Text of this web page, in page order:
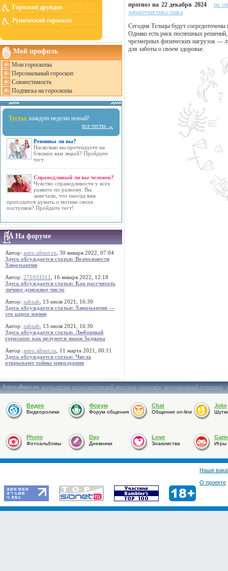
Гороскоп друидов
Рунический гороскоп
Мой профиль
Мои гороскопы
Персональный гороскоп
Совместимость
Подписка на гороскопы
Тесты: каждую неделю новый!
все тесты →
Ревнивы ли вы?
Насколько вы претендуете на
близких вам людей? Пройдите
тест.
Справедливый ли вы человек?
Чувство справедливости у всех
развито по разному. Вы
замечали, что иногда вам
приходится думать о мотиве своих
поступков? Пройдите тест!
На форуме
Автор: astro.sibnet.ru , 30 января 2022, 07:04
Здесь обсуждается статья: Возможности
Хиромантии
Автор: 271033511
, 16 января 2022, 12:18
Здесь обсуждается статья: Как рассчитать
личное денежное число
Автор: zabzab , 13 июля 2021, 16:30
Здесь обсуждается статья: Хиромантия —
это карта жизни
Автор: zabzab , 13 июля 2021, 16:30
Здесь обсуждается статья: Любовный
гороскоп: как целуются знаки Зодиака
Автор: astro.sibnet.ru , 11 марта 2021, 00:11
Здесь обсуждается статья: Числа
открывают тайны мироздания
прогноз на 22 декабря 2024
на
характеристика знака
Сегодня Тельцы будут
Однако есть риск поспешных
чрезмерных физических нагрузок —
для заботы о своем здоровье.
Astro.sibnet.ru:астрология,астрологический прогноз,гороскоп,персональный гороскоп,
Видео
Видеоролики
Форум
Форум общения
Chat
Общение on-line
Joke
Photo
Фотоальбомы
Day
Дневники
Love
Знакомства Игры
Наши
О проекте